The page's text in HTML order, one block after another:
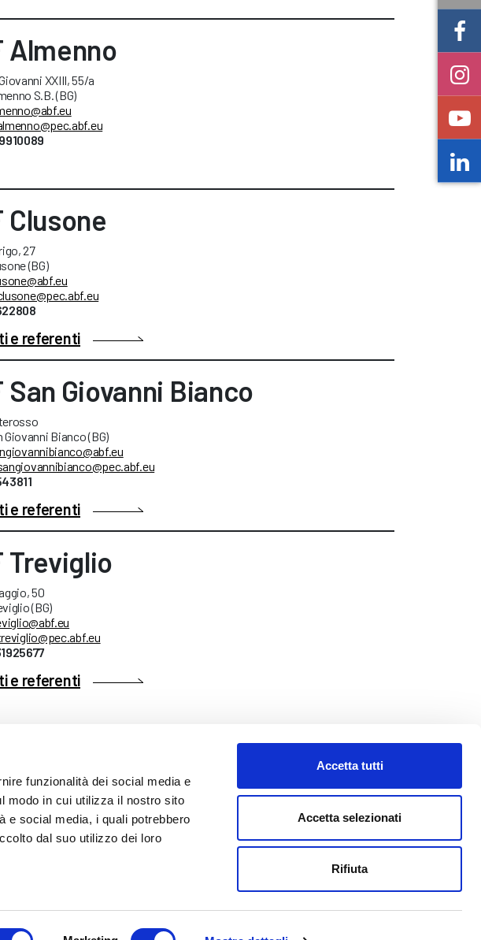
funzionalità dei social media e
modo in cui utilizza il nostro sito
e social media, i quali potrebbero
dal suo utilizzo dei loro
Accetta tutti
Accetta selezionati
Rifiuta
Almenno
XXIII, 55/a
S.B. (BG)
Clusone
27
(BG)
e referenti
San Giovanni Bianco
Giovanni Bianco (BG)
e referenti
Treviglio
50
(BG)
e referenti
(BG) - Email: info@abf.eu